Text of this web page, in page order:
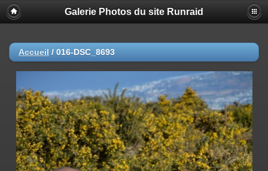
Galerie Photos du site Runraid
Accueil / 016-DSC_8693